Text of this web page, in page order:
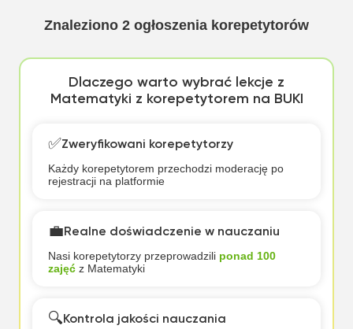
Znaleziono 2 ogłoszenia korepetytorów
Dlaczego warto wybrać lekcje z
Matematyki z korepetytorem na BUKI
✅Zweryfikowani korepetytorzy
Każdy korepetytorem przechodzi moderację po
rejestracji na platformie
💼Realne doświadczenie w nauczaniu
Nasi korepetytorzy przeprowadzili ponad 100
zajęćz Matematyki
🔍Kontrola jakości nauczania